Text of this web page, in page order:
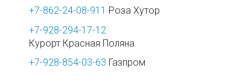
+7-862-24-08-911 Роза Хутор
+7-928-294-17-12
Курорт Красная Поляна
+7-928-854-03-63 Газпром